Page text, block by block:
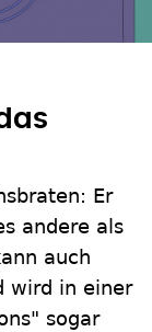
Er
andere als
auch
wird in einer
sogar